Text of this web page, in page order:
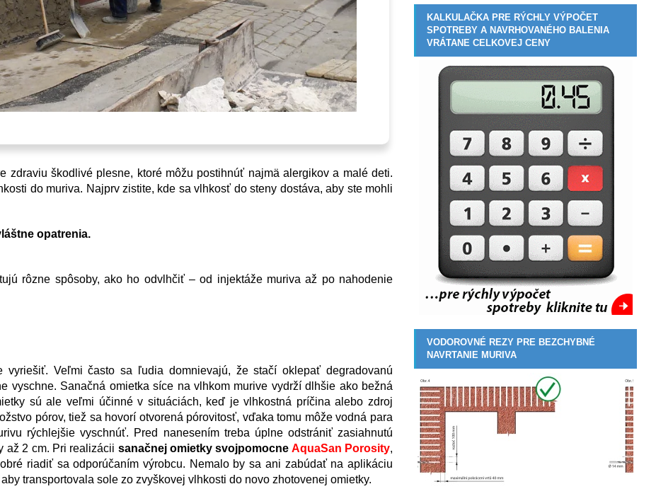
zdraviu škodlivé plesne, ktoré môžu postihnúť najmä alergikov a malé deti.
do muriva. Najprv zistite, kde sa vlhkosť do steny dostáva, aby ste mohli
opatrenia.
rôzne spôsoby, ako ho odvlhčiť – od injektáže muriva až po nahodenie
Veľmi často sa ľudia domnievajú, že stačí oklepať degradovanú
vyschne. Sanačná omietka síce na vlhkom murive vydrží dlhšie ako bežná
sú ale veľmi účinné v situáciách, keď je vlhkostná príčina alebo zdroj
pórov, tiež sa hovorí otvorená pórovitosť, vďaka tomu môže vodná para
rýchlejšie vyschnúť. Pred nanesením treba úplne odstrániť zasiahnutú
až 2 cm. Pri realizácii sanačnej omietky svojpomocne AquaSan Porosity,
riadiť sa odporúčaním výrobcu. Nemalo by sa ani zabúdať na aplikáciu
transportovala sole zo zvyškovej vlhkosti do novo zhotovenej omietky.
KALKULAČKA PRE RÝCHLY VÝPOČET
SPOTREBY A NAVRHOVANÉHO BALENIA
VRÁTANE CELKOVEJ CENY
VODOROVNÉ REZY PRE BEZCHYBNÉ
NAVRTANIE MURIVA